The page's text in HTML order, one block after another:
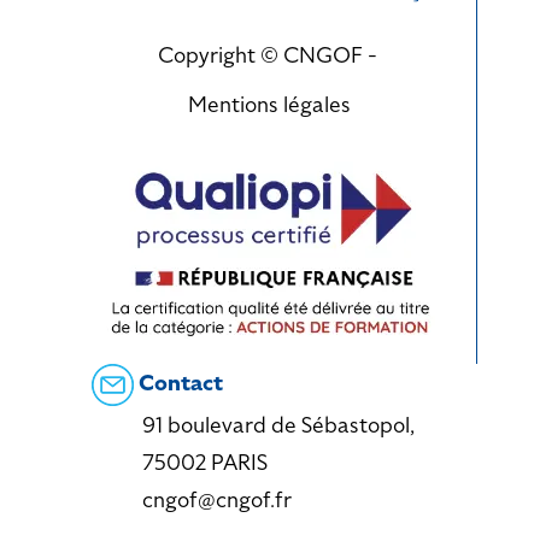
Copyright © CNGOF -
Mentions légales
Contact
91 boulevard de Sébastopol,
75002 PARIS
cngof@cngof.fr